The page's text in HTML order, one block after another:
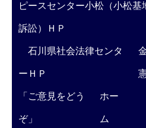
ピースセンター小松（小松基
訴訟）ＨＰ
石川県社会法律センタ
ーＨＰ
「ご意見をどう
ぞ」
ホー
ム